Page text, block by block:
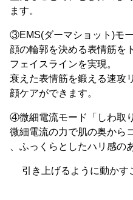
ます。
③EMS(ダーマショット)モ
顔の輪郭を決める表情筋を
フェイスラインを実現。
衰えた表情筋を鍛える速攻
顔ケアができます。
④微細電流モード「しわ取
微細電流の力で肌の奥から
、ふっくらとしたハリ感の
引き上げるように動かす